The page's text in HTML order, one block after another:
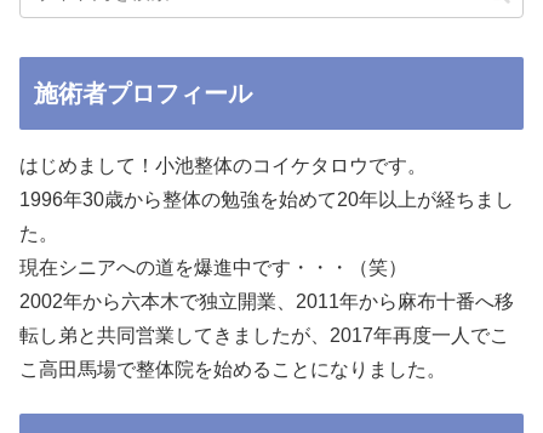
施術者プロフィール
はじめまして！小池整体のコイケタロウです。
1996年30歳から整体の勉強を始めて20年以上が経ちまし
た。
現在シニアへの道を爆進中です・・・（笑）
2002年から六本木で独立開業、2011年から麻布十番へ移
転し弟と共同営業してきましたが、2017年再度一人でこ
こ高田馬場で整体院を始めることになりました。